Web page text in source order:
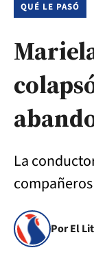
QUÉ LE PASÓ
La
Por El